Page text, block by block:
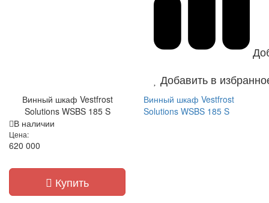
Добавить в
Винный шкаф Vestfrost
Solutions WSBS 185 S
Винный шкаф Vestfrost
Solutions WSBS 185 S
В наличии
Цена:
620 000
Купить